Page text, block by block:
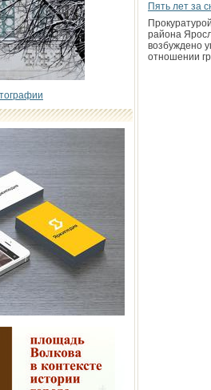
Пять лет за
района
возбуждено
отношении